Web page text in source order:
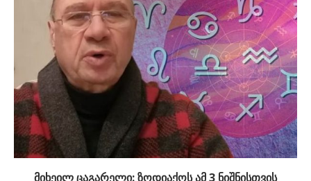
მიხეილ ცაგარელი: ზოდიაქოს ამ 3 ნიშნისთვის